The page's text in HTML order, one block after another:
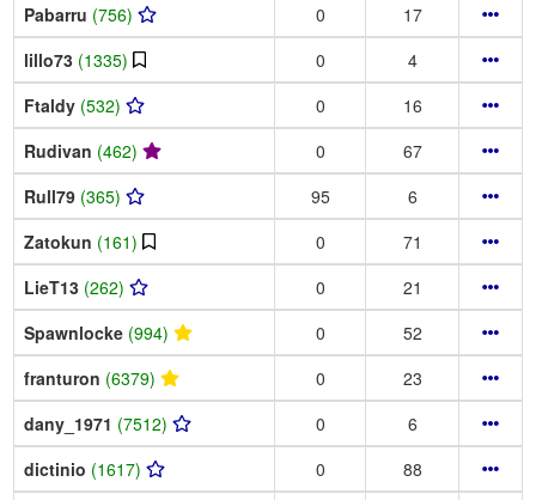
Pabarru (756) 0
17
lillo73 (1335) 0
4
Ftaldy (532) 0
16
Rudivan (462) 0
67
Rull79 (365) 95
6
Zatokun (161) 0
71
LieT13 (262) 0
21
Spawnlocke (994) 0
52
franturon (6379) 0
23
dany_1971 (7512) 0
6
dictinio (1617) 0
88